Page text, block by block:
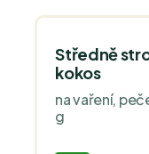
Středně
kokos
na vaření,
g